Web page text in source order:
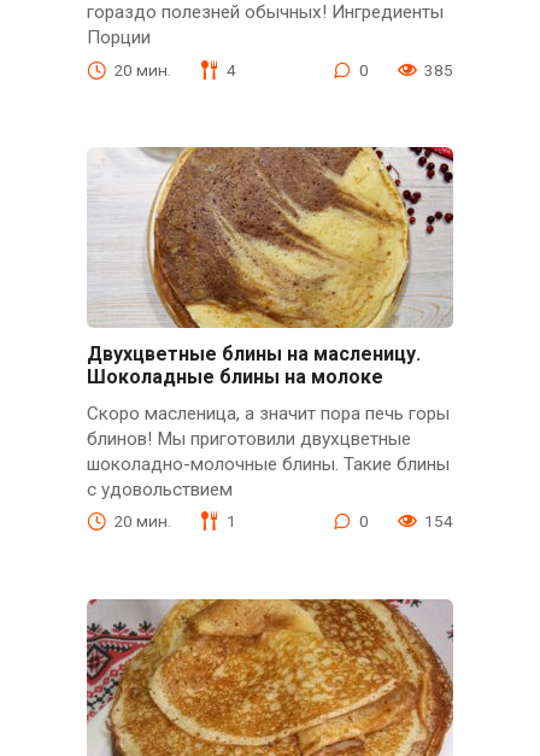
гораздо полезней обычных! Ингредиенты
Порции
20 мин. 4 0 385
Двухцветные блины на масленицу.
Шоколадные блины на молоке
Скоро масленица, а значит пора печь горы
блинов! Мы приготовили двухцветные
шоколадно-молочные блины. Такие блины
с удовольствием
20 мин. 1 0 154